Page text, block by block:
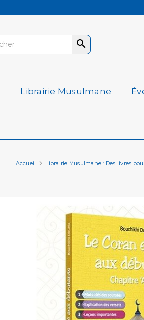

Librairie Musulmane
Accueil Librairie Musulmane : Des livres